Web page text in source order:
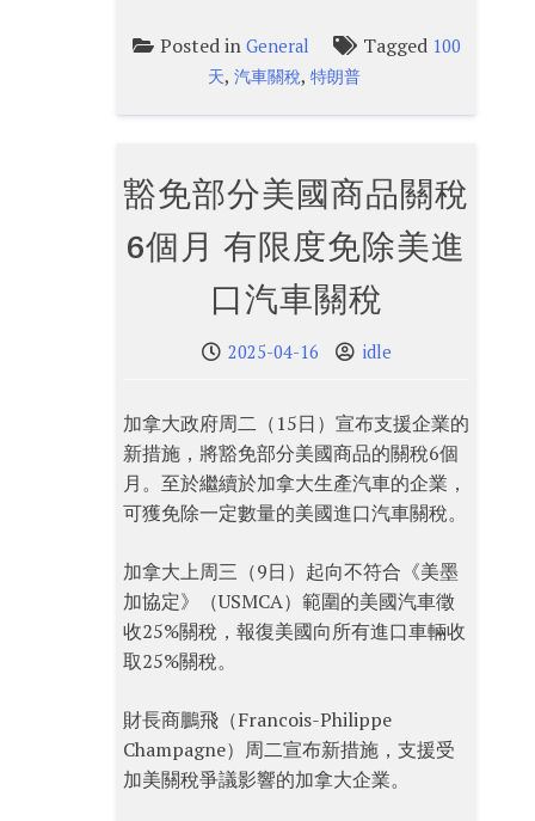
Posted in General Tagged 100
天,汽車關稅,特朗普
豁免部分美國商品關稅
6個月 有限度免除美進
口汽車關稅
2025-04-16 idle
加拿大政府周二（15日）宣布支援企業的
新措施，將豁免部分美國商品的關稅6個
月。至於繼續於加拿大生產汽車的企業，
可獲免除一定數量的美國進口汽車關稅。
加拿大上周三（9日）起向不符合《美墨
加協定》（USMCA）範圍的美國汽車徵
收25%關稅，報復美國向所有進口車輛收
取25%關稅。
財長商鵬飛（Francois-Philippe
Champagne）周二宣布新措施，支援受
加美關稅爭議影響的加拿大企業。